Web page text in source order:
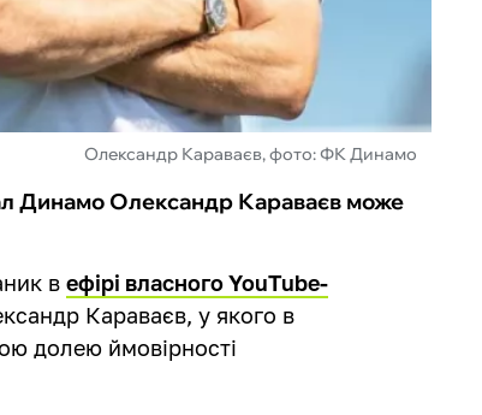
Олександр Караваєв, фото: ФК Динамо
Динамо Олександр Караваєв може
вефірі власного YouTube-
Караваєв, у якого в
долею ймовірності